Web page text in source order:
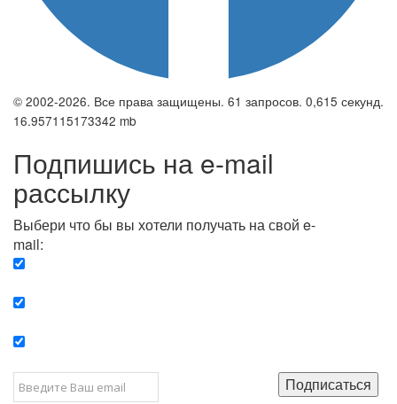
© 2002-2026. Все права защищены. 61 запросов. 0,615 секунд.
16.957115173342 mb
Подпишись на e-mail
рассылку
Выбери что бы вы хотели получать на свой e-
mail:
Подписаться